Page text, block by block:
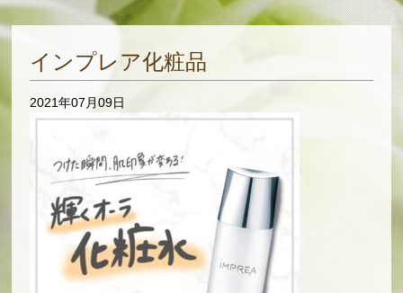
インプレア化粧品
2021年07月09日